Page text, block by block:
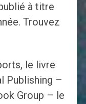
à titre
Trouvez
le livre
Publishing –
Group – le